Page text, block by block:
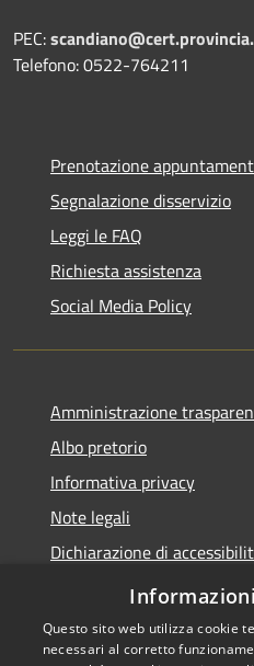
PEC:
Telefono: 0522-764211
Prenotazione
Segnalazione disservizio
Leggi le FAQ
Richiesta assistenza
Social Media Policy
Amministrazione
Albo pretorio
Informativa privacy
Note legali
Dichiarazione di
Piano di miglioramento del
Questo sito web utilizza cookie
necessari al corretto